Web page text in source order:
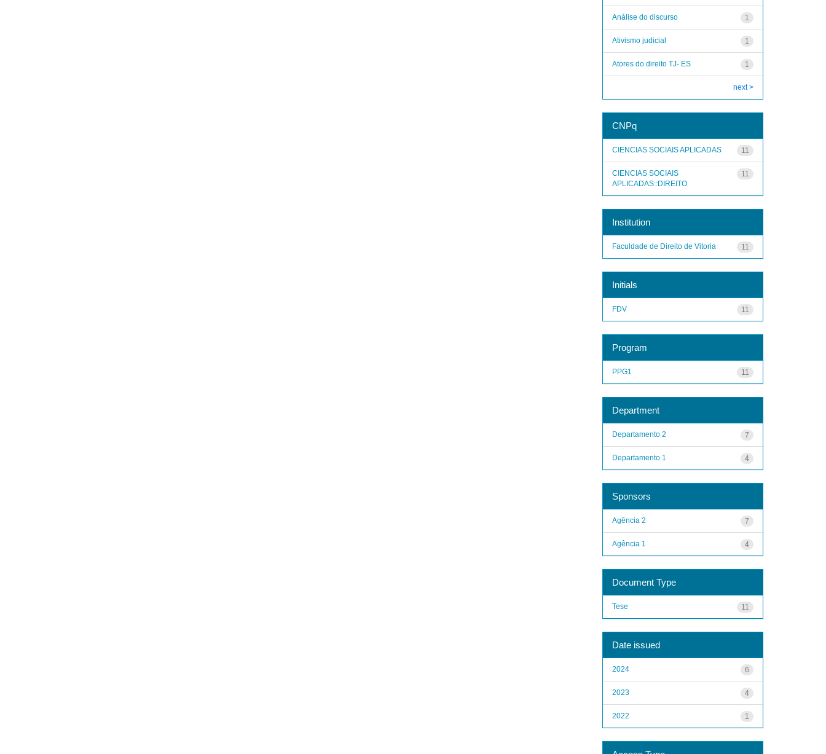
1
Análise do discurso
1
Ativismo judicial
1
Atores do direito TJ- ES
next >
CNPq
11
CIENCIAS SOCIAIS APLICADAS
11
CIENCIAS SOCIAIS
APLICADAS::DIREITO
Institution
11
Faculdade de Direito de Vitoria
Initials
11
FDV
Program
11
PPG1
Department
7
Departamento 2
4
Departamento 1
Sponsors
7
Agência 2
4
Agência 1
Document Type
11
Tese
Date issued
6
2024
4
2023
1
2022